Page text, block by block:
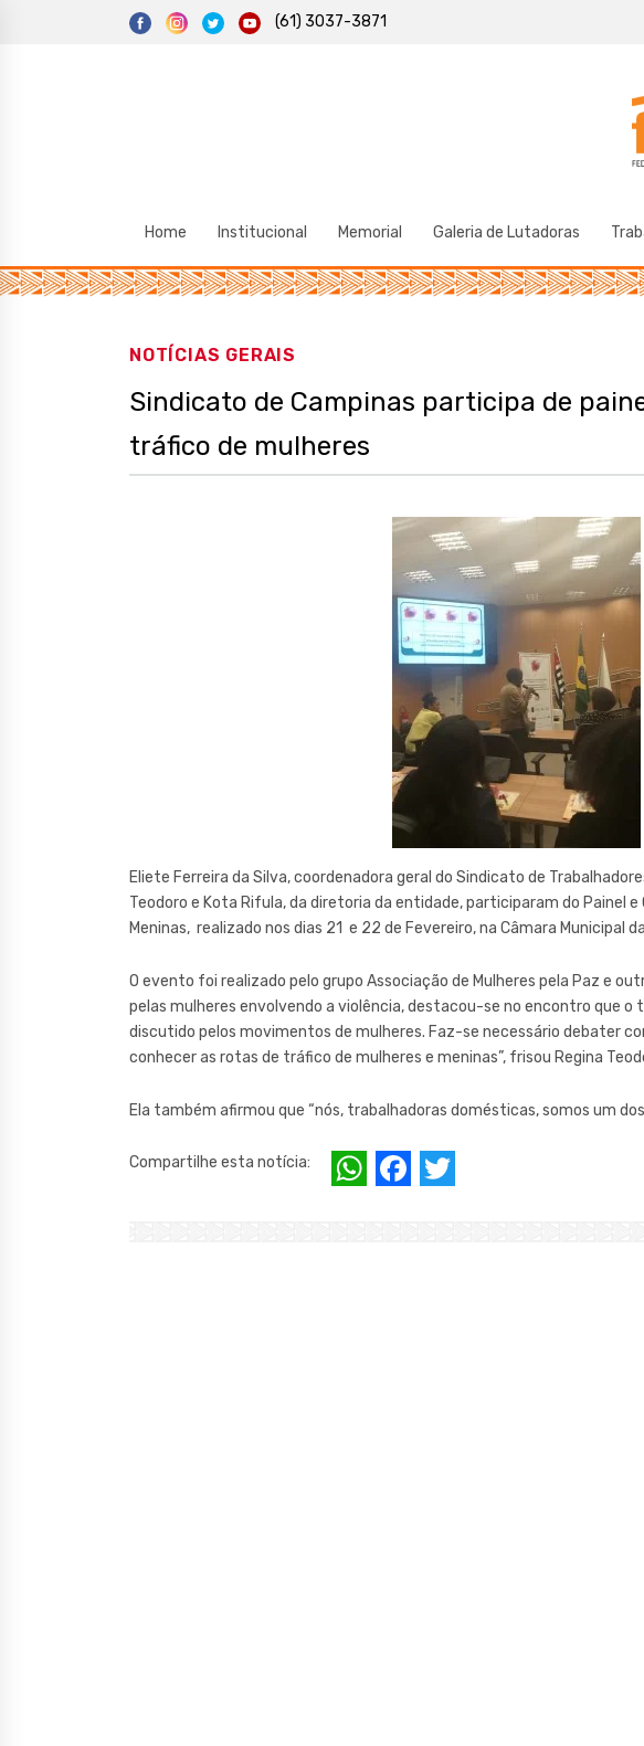
(61) 3037-3871
Home Institucional Memorial Galeria de Lutadoras
NOTÍCIAS GERAIS
Sindicato de Campinas participa de
tráfico de mulheres
Eliete Ferreira da Silva, coordenadora geral do Sindicato de
Teodoro e Kota Rifula, da diretoria da entidade, participaram do Painel e
Meninas, realizado nos dias 21 e 22 de Fevereiro, na Câmara Municipal
O evento foi realizado pelo grupo Associação de Mulheres pela Paz e
pelas mulheres envolvendo a violência, destacou-se no encontro que o
discutido pelos movimentos de mulheres. Faz-se necessário debater
conhecer as rotas de tráfico de mulheres e meninas”, frisou Regina
Ela também afirmou que “nós, trabalhadoras domésticas, somos um
Compartilhe esta notícia:
W
F